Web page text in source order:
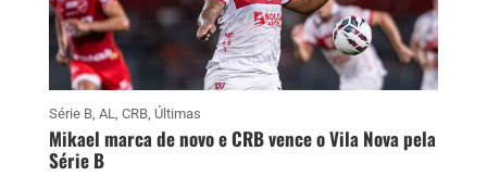
Série B, AL, CRB, Últimas
Mikael marca de novo e CRB vence o Vila Nova pela
Série B